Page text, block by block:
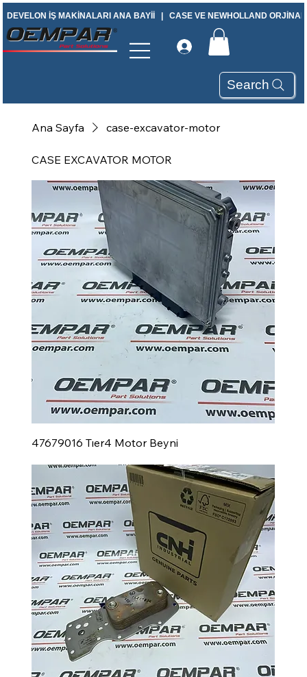
DEVELON İŞ MAKİNALARI ANA BAYİİ   |   CASE VE NEWHOLLAND
Search
Ana Sayfa case-excavator-motor
CASE EXCAVATOR MOTOR
47679016 Tıer4 Motor Beyni